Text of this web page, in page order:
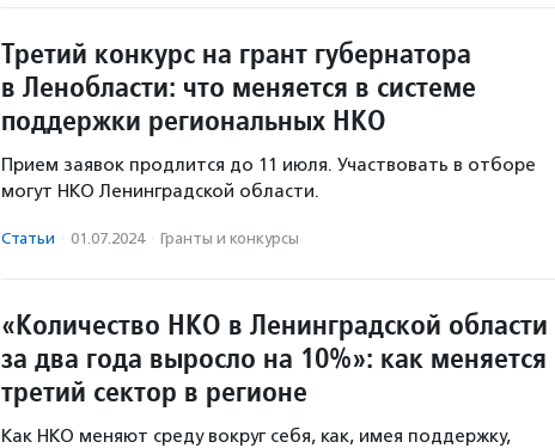
Третий конкурс на грант губернатора
в Ленобласти: что меняется в системе
поддержки региональных НКО
Прием заявок продлится до 11 июля. Участвовать в отборе
могут НКО Ленинградской области.
Статьи · 01.07.2024 · Гранты и конкурсы
«Количество НКО в Ленинградской области
за два года выросло на 10%»: как меняется
третий сектор в регионе
Как НКО меняют среду вокруг себя, как, имея поддержку,